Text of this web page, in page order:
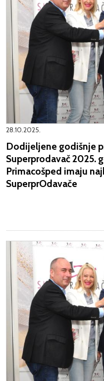
28.10.2025.
Dodijeljene godišnje
Superprodavač 2025.
Primacošped imaju
SuperprOdavače